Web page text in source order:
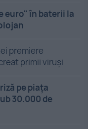
euro" în baterii la
premiere
primii viruși
pe piața
30.000 de